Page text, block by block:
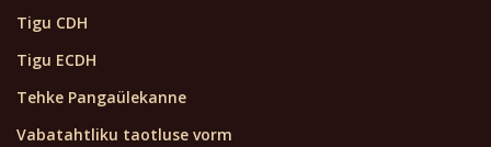
Tigu CDH
Tigu ECDH
Tehke Pangaülekanne
Vabatahtliku taotluse vorm